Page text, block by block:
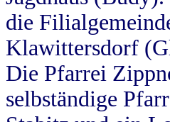
die
Klawittersdorf
Die Pfarrei
selbständige